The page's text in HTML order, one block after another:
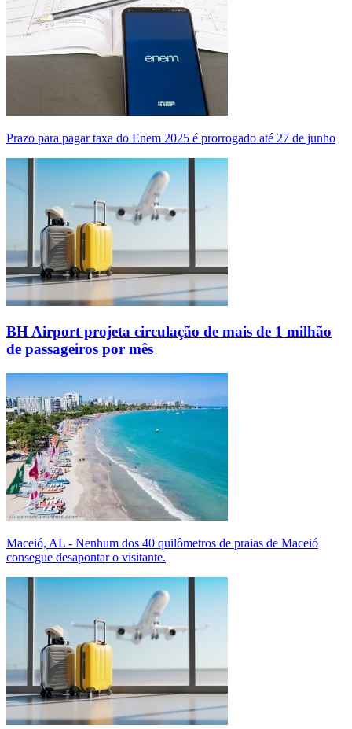
Prazo para pagar taxa do Enem 2025 é prorrogado até 27 de junho
BH Airport projeta circulação de mais de 1 milhão
de passageiros por mês
Maceió, AL - Nenhum dos 40 quilômetros de praias de Maceió
consegue desapontar o visitante.